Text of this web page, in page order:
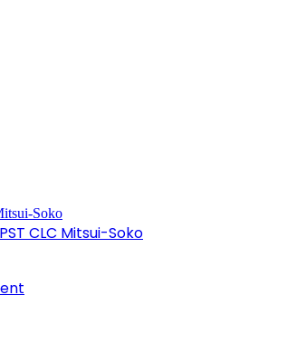
CLC Mitsui-Soko